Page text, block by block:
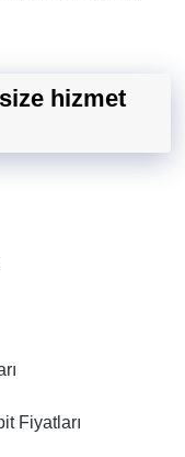
hizmet
Fiyatları​